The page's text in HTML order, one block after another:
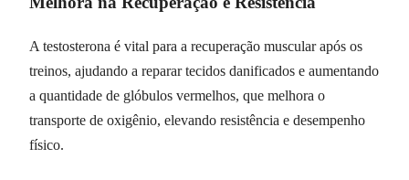
A testosterona é vital para a recuperação muscular após os
treinos, ajudando a reparar tecidos danificados e aumentando
a quantidade de glóbulos vermelhos, que melhora o
transporte de oxigênio, elevando resistência e desempenho
físico.